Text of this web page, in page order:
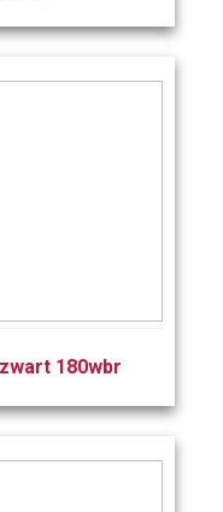
180wbr